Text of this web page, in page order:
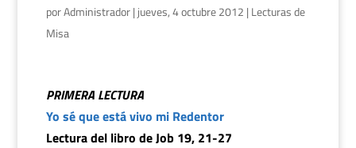
porAdministrador| jueves, 4 octubre 2012 | Lecturas de
Misa
PRIMERA LECTURA
Yo sé que está vivo mi Redentor
Lectura del libro de Job 19, 21-27